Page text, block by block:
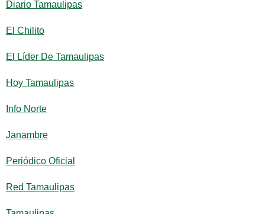
Diario Tamaulipas
El Chilito
El Líder De Tamaulipas
Hoy Tamaulipas
Info Norte
Janambre
Periódico Oficial
Red Tamaulipas